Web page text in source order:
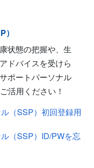
状態の把握や、生
ドバイスを受けら
ポートパーソナル
活用ください！
（SSP）初回登録用
（SSP）ID/PWを忘